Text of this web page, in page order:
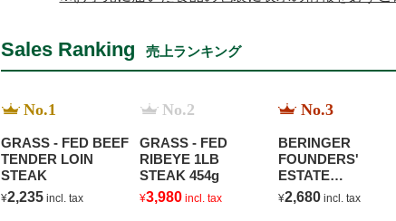
Sales Ranking 売上ランキング
No.1
GRASS - FED BEEF
TENDER LOIN
STEAK
¥2,235 incl. tax
No.2
GRASS - FED
RIBEYE 1LB
STEAK 454g
¥3,980 incl. tax
No.3
BERINGER
FOUNDERS'
ESTATE
CHARDONNAY
¥2,680 incl. tax